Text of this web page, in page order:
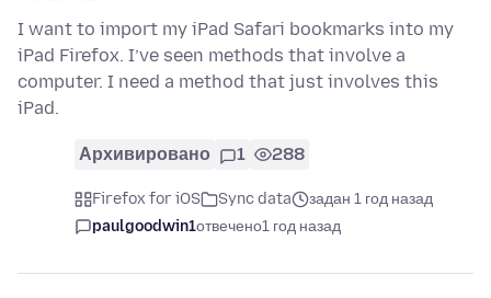
I want to import my iPad Safari bookmarks into my
iPad Firefox. I’ve seen methods that involve a
computer. I need a method that just involves this
iPad.
Архивировано 1 288
Firefox for iOS Sync data
задан 1 год назад
paulgoodwin1отвечено1 год назад